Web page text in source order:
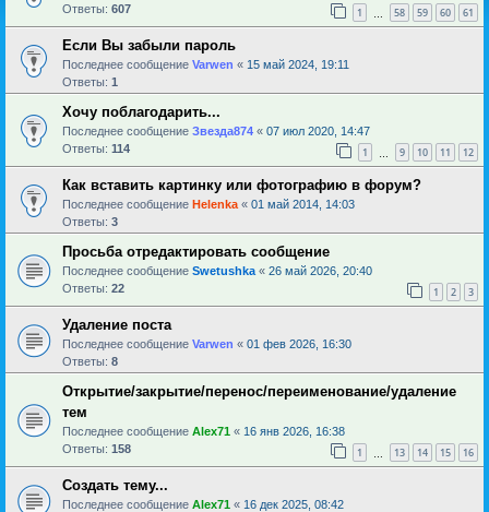
Ответы: 607 1 58 59 60 61
Если Вы забыли пароль
Последнее сообщение Varwen « 15 май 2024, 19:11
Ответы: 1
Хочу поблагодарить...
Последнее сообщение Звезда874 « 07 июл 2020, 14:47
Ответы: 114 1 9 10 11 12
Как вставить картинку или фотографию в форум?
Последнее сообщение Helenka « 01 май 2014, 14:03
Ответы: 3
Просьба отредактировать сообщение
Последнее сообщение Swetushka « 26 май 2026, 20:40
Ответы: 22 1 2 3
Удаление поста
Последнее сообщение Varwen « 01 фев 2026, 16:30
Ответы: 8
Открытие/закрытие/перенос/переименование/удаление
тем
Последнее сообщение Alex71 « 16 янв 2026, 16:38
Ответы: 158 1 13 14 15 16
Создать тему...
Последнее сообщение Alex71 « 16 дек 2025, 08:42